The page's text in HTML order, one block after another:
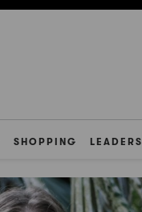
SHOPPING LEADERS